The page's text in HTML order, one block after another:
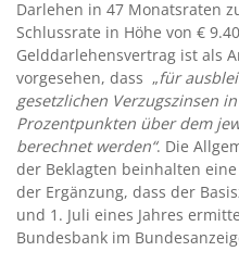
Darlehen in 47 Monatsraten
Schlussrate in Höhe von €
Gelddarlehensvertrag ist als
vorgesehen, dass „für
gesetzlichen Verzugszinsen
Prozentpunkten über dem
berechnet werden“. Die
der Beklagten beinhalten
der Ergänzung, dass der
und 1. Juli eines Jahres
Bundesbank im